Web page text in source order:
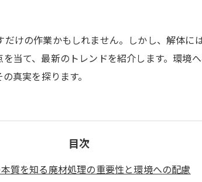
けの作業かもしれません。しかし、解体に
当て、最新のトレンドを紹介します。環境
真実を探ります。
目次
質を知る廃材処理の重要性と環境への配慮